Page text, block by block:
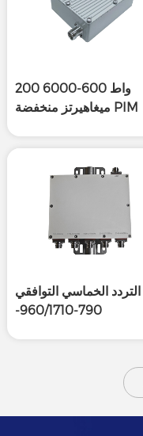
200 واط 600-6000
ميغاهيرتز منخفضة PIM
التردد الخماسي التوافقي
790-960/1710-